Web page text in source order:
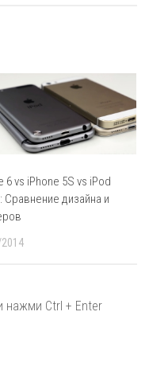
6 vs iPhone 5S vs iPod
Сравнение дизайна и
нажми Ctrl + Enter